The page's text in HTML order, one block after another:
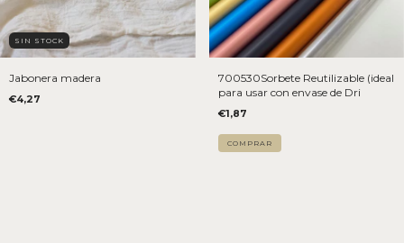
SIN STOCK
Jabonera madera
€4,27
700530Sorbete Reutilizable (ideal
para usar con envase de Dri
€1,87
COMPRAR